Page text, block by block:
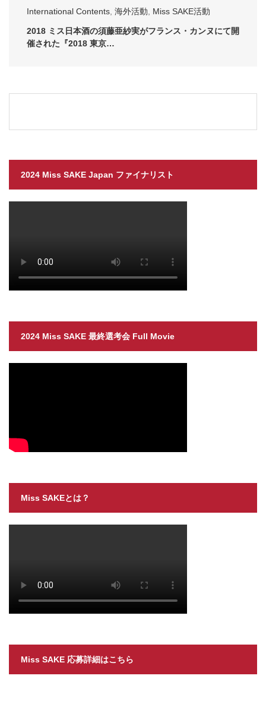
International Contents 海外活動 Miss SAKE活動
2018 ミス日本酒の須藤亜紗実がフランス・カンヌにて開
催された『2018 東京…
2024 Miss SAKE Japan ファイナリスト
2024 Miss SAKE 最終選考会 Full Movie
Miss SAKEとは？
Miss SAKE 応募詳細はこちら